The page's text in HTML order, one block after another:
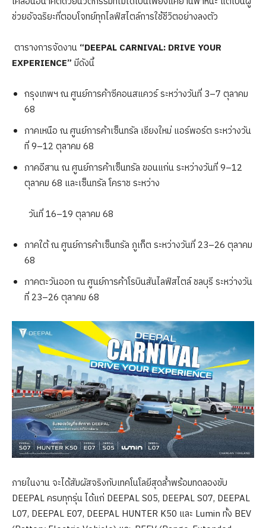
ช่วยอัจฉริยะที่ตอบโจทย์ทุกไลฟ์สไตล์การใช้ชีวิตอย่างลงตัว
ตารางการจัดงาน “DEEPAL CARNIVAL: DRIVE YOUR
EXPERIENCE” มีดังนี้
กรุงเทพฯ ณ ศูนย์การค้าซีคอนสแควร์ ระหว่างวันที่ 3–7 ตุลาคม
68
ภาคเหนือ ณ ศูนย์การค้าเซ็นทรัล เชียงใหม่ แอร์พอร์ต ระหว่างวัน
ที่ 9–12 ตุลาคม 68
ภาคอีสาน ณ ศูนย์การค้าเซ็นทรัล ขอนแก่น ระหว่างวันที่ 9–12
ตุลาคม 68 และเซ็นทรัล โคราช ระหว่าง
วันที่ 16–19 ตุลาคม 68
ภาคใต้ ณ ศูนย์การค้าเซ็นทรัล ภูเก็ต ระหว่างวันที่ 23–26 ตุลาคม
68
ภาคตะวันออก ณ ศูนย์การค้าโรบินสันไลฟ์สไตล์ ชลบุรี ระหว่างวัน
ที่ 23–26 ตุลาคม 68
ภายในงาน จะได้สัมผัสจริงกับเทคโนโลยีสุดล้ำพร้อมทดลองขับ
DEEPAL ครบทุกรุ่น ได้แก่ DEEPAL S05, DEEPAL S07, DEEPAL
L07, DEEPAL E07, DEEPAL HUNTER K50 และ Lumin ทั้ง BEV